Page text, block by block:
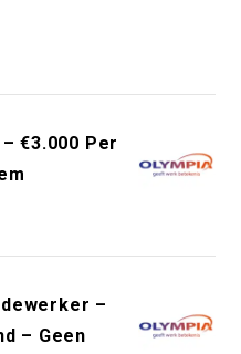
€3.000 Per
–
– Geen